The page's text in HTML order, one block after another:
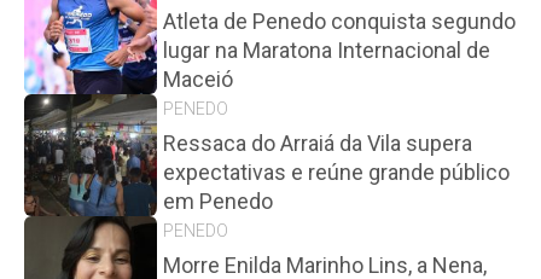
Atleta de Penedo conquista segundo
lugar na Maratona Internacional de
Maceió
PENEDO
Ressaca do Arraiá da Vila supera
expectativas e reúne grande público
em Penedo
PENEDO
Morre Enilda Marinho Lins, a Nena,